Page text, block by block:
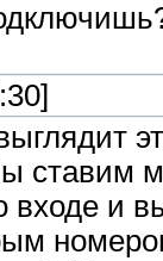
входе и